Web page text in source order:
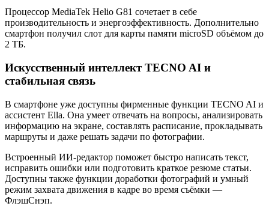
Процессор MediaTek Helio G81 сочетает в себе
производительность и энергоэффективность. Дополнительно
смартфон получил слот для карты памяти microSD объёмом до
2 ТБ.
Искусственный интеллект TECNO AI и
стабильная связь
В смартфоне уже доступны фирменные функции TECNO AI и
ассистент Ella. Она умеет отвечать на вопросы, анализировать
информацию на экране, составлять расписание, прокладывать
маршруты и даже решать задачи по фотографии.
Встроенный ИИ-редактор поможет быстро написать текст,
исправить ошибки или подготовить краткое резюме статьи.
Доступны также функции доработки фотографий и умный
режим захвата движения в кадре во время съёмки —
ФлэшСнэп.